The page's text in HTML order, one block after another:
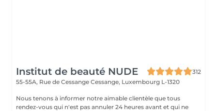
Institut de beauté NUDE
312
55-55A, Rue de Cessange Cessange, Luxembourg L-1320
Nous tenons à informer notre aimable clientèle que tous
rendez-vous qui n'est pas annuler 24 heures avant et qui ne